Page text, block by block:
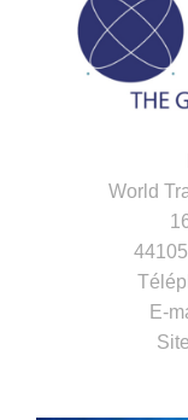
World
E-